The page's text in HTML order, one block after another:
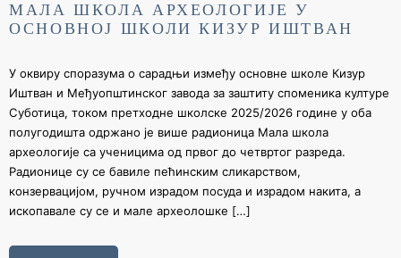
МАЛА ШКОЛА АРХЕОЛОГИЈЕ У
ОСНОВНОЈ ШКОЛИ КИЗУР ИШТВАН
У оквиру споразума о сарадњи између основне школе Кизур
Иштван и Међуопштинског завода за заштиту споменика културе
Суботица, током претходне школске 2025/2026 године у оба
полугодишта одржано је више радионица Мала школа
археологије са ученицима од првог до четвртог разреда.
Радионице су се бавиле пећинским сликарством,
конзервацијом, ручном израдом посуда и израдом накита, а
ископавале су се и мале археолошке […]